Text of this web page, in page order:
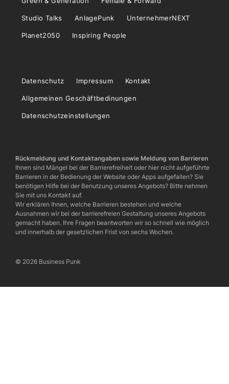
Studio Talks AnlagePunk UnternehmerNEXT
Planet2050 Inspiring People
Datenschutz Impressum Kontakt
Allgemeinen Geschäftbedinungen
Datenschutzeinstellungen
Rückmeldung und Kontaktangaben sowie Meldung von Barrieren
Ihnen sind Mängel bei der Barrierefreiheit oder hier nicht aufgeführte
Barrieren in der Bedienung der Website oder Apps aufgefallen? Sie
benötigen Hilfe bei der Benutzung unseres Angebots? Bitte nehmen
Sie mit uns Kontakt auf.
Wir erklären Ihnen, welche Barrieren bestehen und welche
Ausnahmen wir bei der barrierefreien Gestaltung unseres Angebots
gemacht haben. Ihre Fragen beantworten wir so schnell wie möglich
und innerhalb der gesetzlichen Frist von sechs Wochen.
© 2026 Business Punk